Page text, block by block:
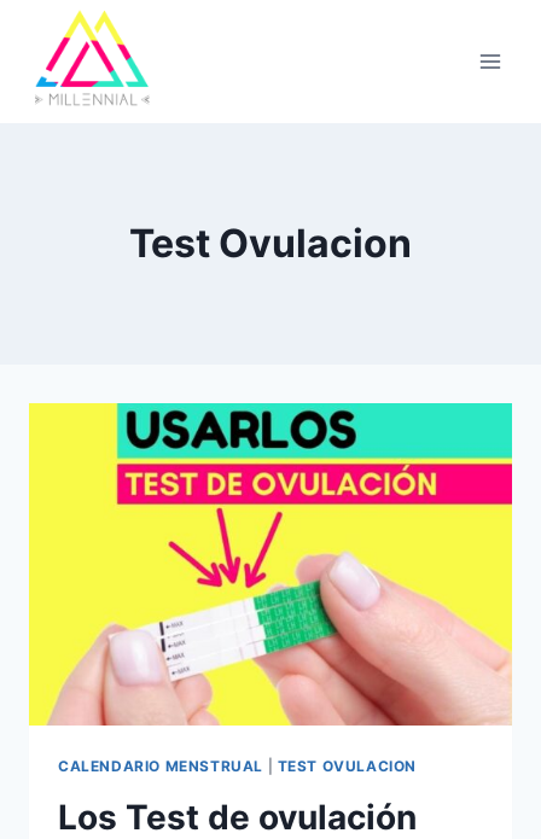
contenido
Test Ovulacion
CALENDARIO MENSTRUAL TEST OVULACION
Los Test de ovulación